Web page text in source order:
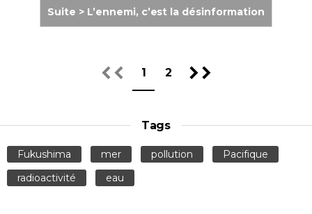
Suite > L’ennemi, c’est la désinformation
1 2
Tags
Fukushima mer pollution
Pacifique
radioactivité
eau